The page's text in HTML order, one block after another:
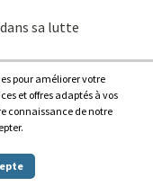
sa lutte
en continu
by
pour améliorer votre
et offres adaptés à vos
connaissance de notre